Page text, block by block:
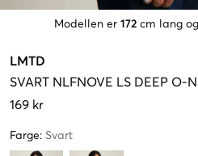
Modellen er 172 cm lang
LMTD
SVART NLFNOVE LS DEEP O-
169 kr
Farge: Svart